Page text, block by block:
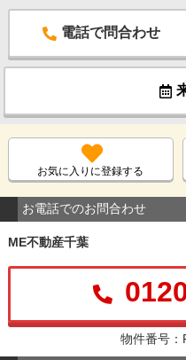
電話で問合わせ
お気に入りに登録する
お電話でのお問合わせ
ME不動産千葉
物件番号